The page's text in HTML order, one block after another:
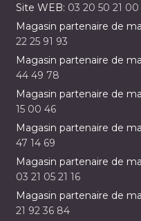
Site WEB: 03 20 50 21 00
Magasin partenaire de
22 25 91 93
Magasin partenaire de
44 49 78
Magasin partenaire de
15 00 46
Magasin partenaire de
47 14 69
Magasin partenaire de
03 21 05 21 16
Magasin partenaire de
21 92 36 84